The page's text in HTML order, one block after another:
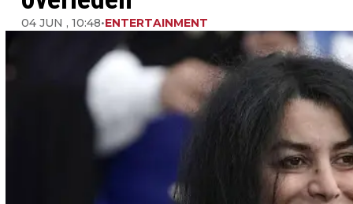
04 JUN , 10:48•ENTERTAINMENT